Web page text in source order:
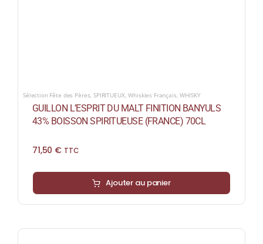
Sélection Fête des Pères,SPIRITUEUX,Whiskies Français,WHISKY
GUILLON L’ESPRIT DU MALT FINITION BANYULS
43% BOISSON SPIRITUEUSE (FRANCE) 70CL
71,50 € TTC
Ajouter au panier